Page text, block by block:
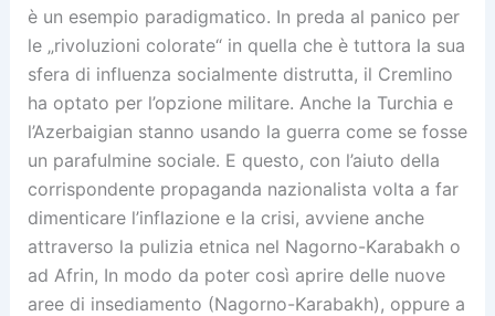
è un esempio paradigmatico. In preda al panico per
le „rivoluzioni colorate“ in quella che è tuttora la sua
sfera di influenza socialmente distrutta, il Cremlino
ha optato per l’opzione militare. Anche la Turchia e
l’Azerbaigian stanno usando la guerra come se fosse
un parafulmine sociale. E questo, con l’aiuto della
corrispondente propaganda nazionalista volta a far
dimenticare l’inflazione e la crisi, avviene anche
attraverso la pulizia etnica nel Nagorno-Karabakh o
ad Afrin, In modo da poter così aprire delle nuove
aree di insediamento (Nagorno-Karabakh), oppure a